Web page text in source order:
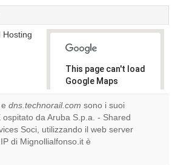
Hosting
This page can't load
Google Maps
correctly.
Do you
own this
website?
dns.technorail.com sono i suoi
ospitato da Aruba S.p.a. - Shared
Soci, utilizzando il web server
di Mignollialfonso.it è